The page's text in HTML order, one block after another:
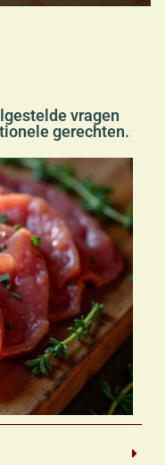
vragen
gerechten.